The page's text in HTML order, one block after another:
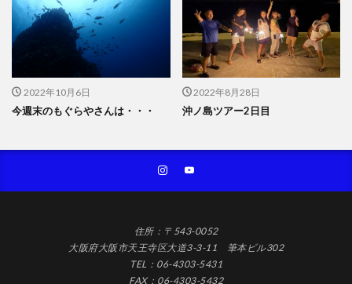
2022年10月6日
今週末のもぐらやさんは・・・
2022年8月28日
沖ノ島ツアー2日目
住所：〒543-0052
大阪府大阪市天王寺区大道3-3-11 筆本ビル302
TEL：06-4303-5431
FAX：06-4303-5432